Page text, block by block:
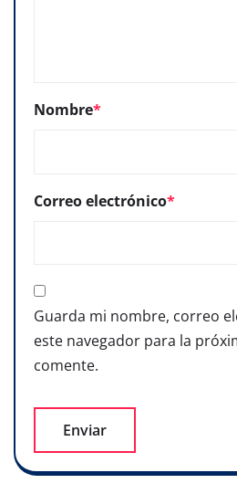
Nombre*
Correo electrónico*
Guarda mi nombre, correo
este navegador para la
comente.